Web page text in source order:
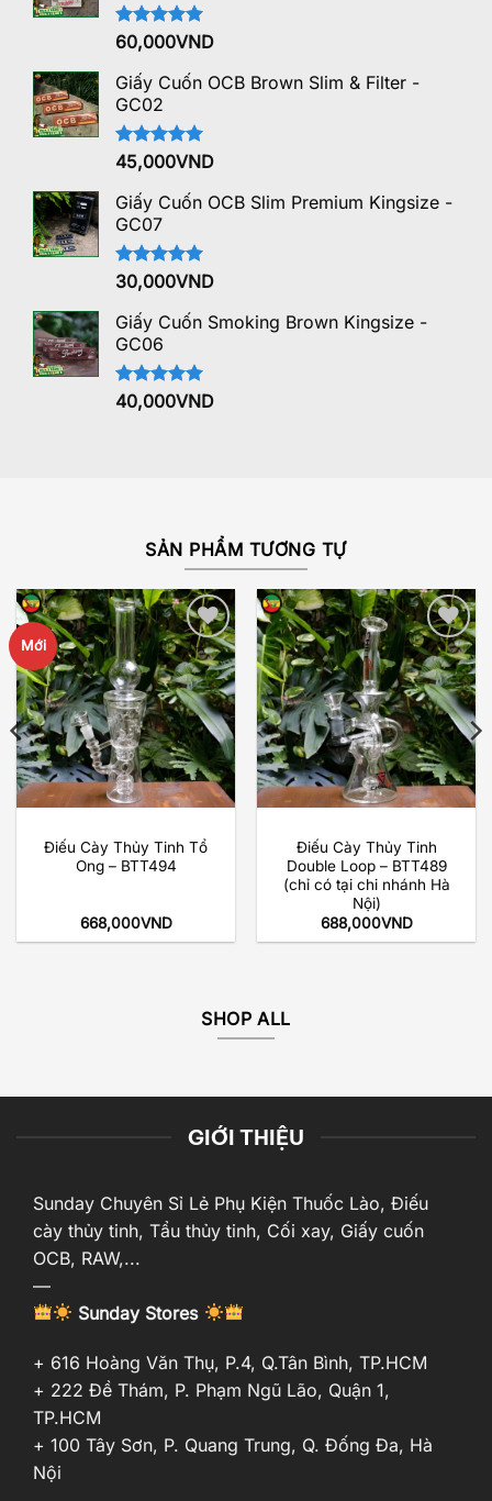
Được xếp
hạng
5 sao
60,000VND
Giấy Cuốn OCB Brown Slim & Filter -
GC02
Được xếp
hạng
5 sao
45,000VND
Giấy Cuốn OCB Slim Premium Kingsize -
GC07
Được xếp
hạng
5 sao
30,000VND
Giấy Cuốn Smoking Brown Kingsize -
GC06
Được xếp
hạng
40,000VND
SẢN PHẨM TƯƠNG TỰ
Mới
Add to
wishlist
Điếu Cày Thủy Tinh Tổ
Ong – BTT494
668,000VND
Add to
wishlist
Điếu Cày Thủy Tinh
Double Loop – BTT489
(chỉ có tại chi nhánh Hà
Nội)
688,000VND
SHOP ALL
GIỚI THIỆU
Sunday Chuyên Sỉ Lẻ Phụ Kiện Thuốc Lào, Điếu
cày thủy tinh, Tẩu thủy tinh, Cối xay, Giấy cuốn
OCB, RAW,...
—
Sunday Stores
+ 616 Hoàng Văn Thụ, P.4, Q.Tân Bình, TP.HCM
+ 222 Đề Thám, P. Phạm Ngũ Lão, Quận 1,
TP.HCM
+ 100 Tây Sơn, P. Quang Trung, Q. Đống Đa, Hà
Nội